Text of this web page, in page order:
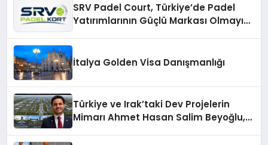
SRV Padel Court, Türkiye’de Padel
Yatırımlarının Güçlü Markası Olmayı
İtalya Golden Visa Danışmanlığı
Türkiye ve Irak’taki Dev Projelerin
Mimarı Ahmet Hasan Salim Beyoğlu,